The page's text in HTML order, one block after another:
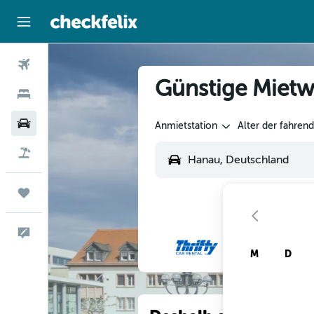
Hotels Günstige
Anmietstation Alter der
M D